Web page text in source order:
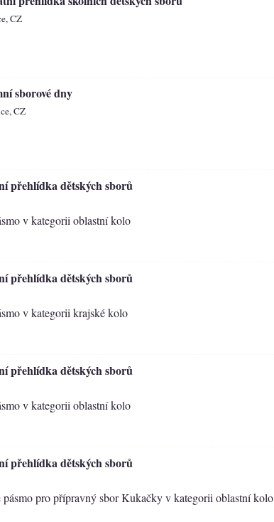
CZ
sborové dny
CZ
přehlídka dětských sborů
v kategorii oblastní kolo
přehlídka dětských sborů
v kategorii krajské kolo
přehlídka dětských sborů
v kategorii oblastní kolo
přehlídka dětských sborů
pásmo pro přípravný sbor Kukačky v kategorii oblastní kolo